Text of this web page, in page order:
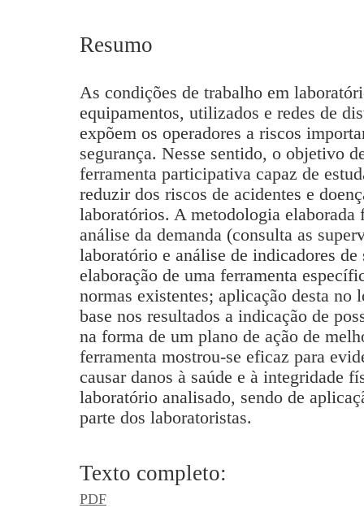
Resumo
As condições de trabalho em
equipamentos, utilizados e redes de
expõem os operadores a riscos
segurança. Nesse sentido, o objetivo
ferramenta participativa capaz de
reduzir dos riscos de acidentes e
laboratórios. A metodologia elaborada
análise da demanda (consulta as
laboratório e análise de indicadores de
elaboração de uma ferramenta
normas existentes; aplicação desta no
base nos resultados a indicação de
na forma de um plano de ação de
ferramenta mostrou-se eficaz para
causar danos à saúde e à integridade
laboratório analisado, sendo de
parte dos laboratoristas.
Texto completo:
PDF